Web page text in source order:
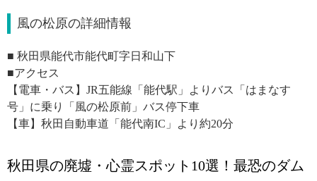
風の松原の詳細情報
■ 秋田県能代市能代町字日和山下
■アクセス
【電車・バス】JR五能線「能代駅」よりバス「はまなす
号」に乗り「風の松原前」バス停下車
【車】秋田自動車道「能代南IC」より約20分
秋田県の廃墟・心霊スポット10選！最恐のダム